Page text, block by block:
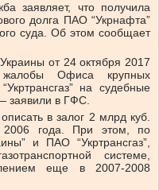
заявляет, что получила
долга ПАО “Укрнафта”
суда. Об этом сообщает
от 24 октября 2017
жалобы Офиса крупных
на судебные
заявили в ГФС.
в залог 2 млрд куб.
2006 года. При этом, по
и ПАО “Укртрансгаз”,
системе,
еще в 2007-2008